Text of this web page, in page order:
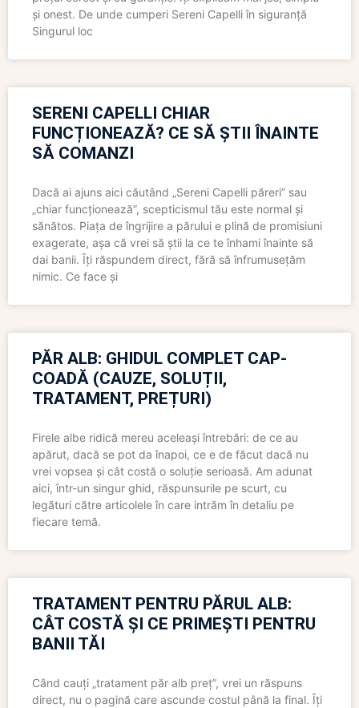
și onest. De unde cumperi Sereni Capelli în siguranță
Singurul loc
SERENI CAPELLI CHIAR
FUNCȚIONEAZĂ? CE SĂ ȘTII ÎNAINTE
SĂ COMANZI
Dacă ai ajuns aici căutând „Sereni Capelli păreri” sau
„chiar funcționează”, scepticismul tău este normal și
sănătos. Piața de îngrijire a părului e plină de promisiuni
exagerate, așa că vrei să știi la ce te înhami înainte să
dai banii. Îți răspundem direct, fără să înfrumusețăm
nimic. Ce face și
PĂR ALB: GHIDUL COMPLET CAP-
COADĂ (CAUZE, SOLUȚII,
TRATAMENT, PREȚURI)
Firele albe ridică mereu aceleași întrebări: de ce au
apărut, dacă se pot da înapoi, ce e de făcut dacă nu
vrei vopsea și cât costă o soluție serioasă. Am adunat
aici, într-un singur ghid, răspunsurile pe scurt, cu
legături către articolele în care intrăm în detaliu pe
fiecare temă.
TRATAMENT PENTRU PĂRUL ALB:
CÂT COSTĂ ȘI CE PRIMEȘTI PENTRU
BANII TĂI
Când cauți „tratament păr alb preț”, vrei un răspuns
direct, nu o pagină care ascunde costul până la final. Îți